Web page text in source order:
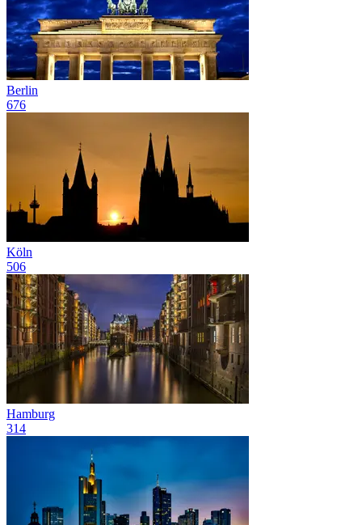
Berlin
676
Köln
506
Hamburg
314